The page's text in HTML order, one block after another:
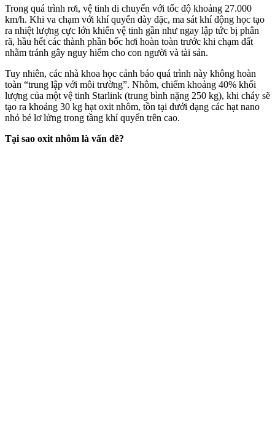
Trong quá trình rơi, vệ tinh di chuyển với tốc độ khoảng 27.000
km/h. Khi va chạm với khí quyển dày đặc, ma sát khí động học tạo
ra nhiệt lượng cực lớn khiến vệ tinh gần như ngay lập tức bị phân
rã, hầu hết các thành phần bốc hơi hoàn toàn trước khi chạm đất
nhằm tránh gây nguy hiểm cho con người và tài sản.
Tuy nhiên, các nhà khoa học cảnh báo quá trình này không hoàn
toàn “trung lập với môi trường”. Nhôm, chiếm khoảng 40% khối
lượng của một vệ tinh Starlink (trung bình nặng 250 kg), khi cháy sẽ
tạo ra khoảng 30 kg hạt oxit nhôm, tồn tại dưới dạng các hạt nano
nhỏ bé lơ lửng trong tầng khí quyển trên cao.
Tại sao oxit nhôm là vấn đề?